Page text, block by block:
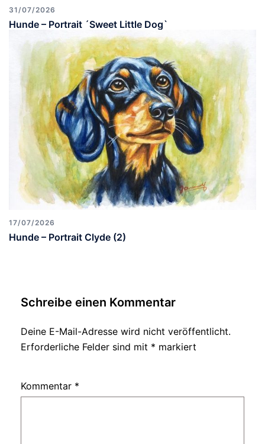
31/07/2026
Hunde – Portrait ´Sweet Little Dog`
17/07/2026
Hunde – Portrait Clyde (2)
Schreibe einen Kommentar
Deine E-Mail-Adresse wird nicht veröffentlicht.
Erforderliche Felder sind mit * markiert
Kommentar *